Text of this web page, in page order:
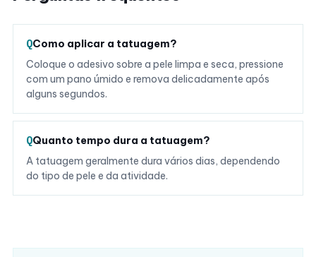
Como aplicar a tatuagem?
Coloque o adesivo sobre a pele limpa e seca, pressione
com um pano úmido e remova delicadamente após
alguns segundos.
Quanto tempo dura a tatuagem?
A tatuagem geralmente dura vários dias, dependendo
do tipo de pele e da atividade.